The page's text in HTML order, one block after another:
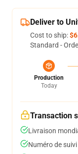
Deliver to
Cost to ship:
Standard -
Production
Today
Transaction
Livraison
Numéro de